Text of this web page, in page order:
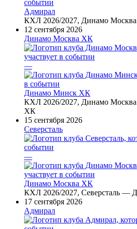
Адмирал
КХЛ 2026/2027, Динамо
12 сентября 2026
Динамо Москва ХК
—
Динамо Минск ХК
КХЛ 2026/2027, Динамо
ХК
15 сентября 2026
Северсталь
—
Динамо Москва ХК
КХЛ 2026/2027, Северсталь —
17 сентября 2026
Адмирал